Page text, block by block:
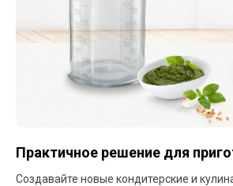
Практичное решение для
Создавайте новые кондитерские и